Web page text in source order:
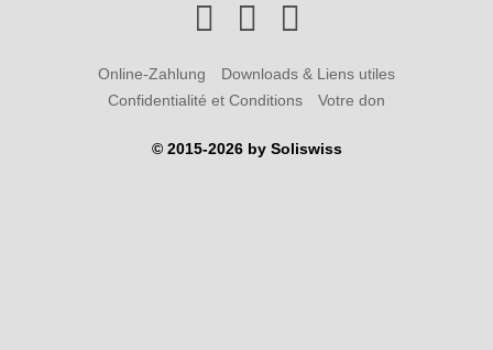
Online-Zahlung
Downloads & Liens utiles
Confidentialité et Conditions
Votre don
© 2015-2026 by Soliswiss